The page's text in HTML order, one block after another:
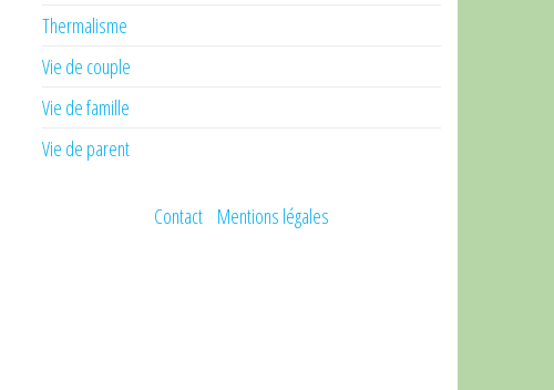
Thermalisme
Vie de couple
Vie de famille
Vie de parent
Contact Mentions légales